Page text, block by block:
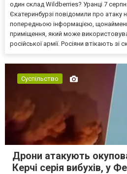
один склад Wildberries? Уранці 7
Єкатеринбурзі повідомили про атаку
попередньою інформацією,
приміщення, який може
російської армії. Росіяни втікають зі
Суспільство
Дрони атакують
Керчі серія вибухів, у